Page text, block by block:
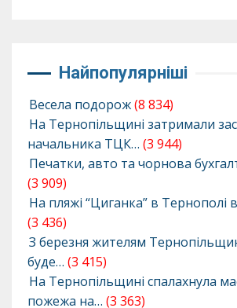
Найпопулярніші
Весела подорож(8 834)
На Тернопільщині затримали
начальника ТЦК… (3 944)
Печатки, авто та чорнова
(3 909)
На пляжі “Циганка” в Тернополі
(3 436)
З березня жителям
буде… (3 415)
На Тернопільщині спалахнула
пожежа на… (3 363)